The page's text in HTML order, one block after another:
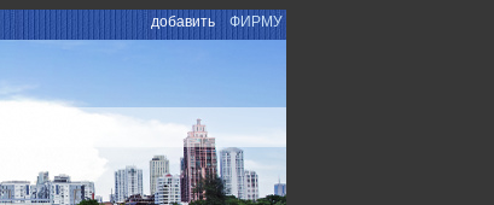
добавить ФИРМУ